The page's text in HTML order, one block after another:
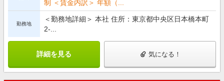
制 ＜賃金内訳＞ 年額（...
勤務地
＜勤務地詳細＞ 本社 住所：東京都中央区日本橋本町
2-...
詳細を見る 気になる！